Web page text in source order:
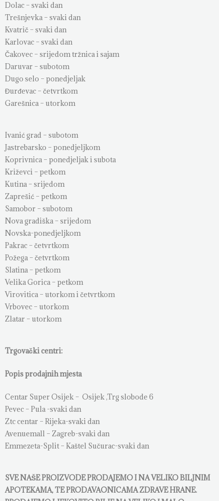
Dolac – svaki dan
Trešnjevka – svaki dan
Kvatrič – svaki dan
Karlovac – svaki dan
Čakovec – srijedom tržnica i sajam
Daruvar – subotom
Dugo selo – ponedjeljak
Đurđevac – četvrtkom
Garešnica – utorkom
Ivanić grad – subotom
Jastrebarsko – ponedjeljkom
Koprivnica – ponedjeljak i subota
Križevci – petkom
Kutina – srijedom
Zaprešić – petkom
Samobor – subotom
Nova gradiška – srijedom
Novska-ponedjeljkom
Pakrac – četvrtkom
Požega – četvrtkom
Slatina – petkom
Velika Gorica – petkom
Virovitica – utorkom i četvrtkom
Vrbovec – utorkom
Zlatar – utorkom
Trgovački centri:
Popis prodajnih mjesta
Centar Super Osijek – Osijek ,Trg slobode 6
Pevec – Pula -svaki dan
Ztc centar – Rijeka-svaki dan
Avenuemall – Zagreb-svaki dan
Emmezeta-Split – Kaštel Sučurac-svaki dan
SVE NAŠE PROIZVODE PRODAJEMO I NA VELIKO BILJNIM
APOTEKAMA, TE PRODAVAONICAMA ZDRAVE HRANE.